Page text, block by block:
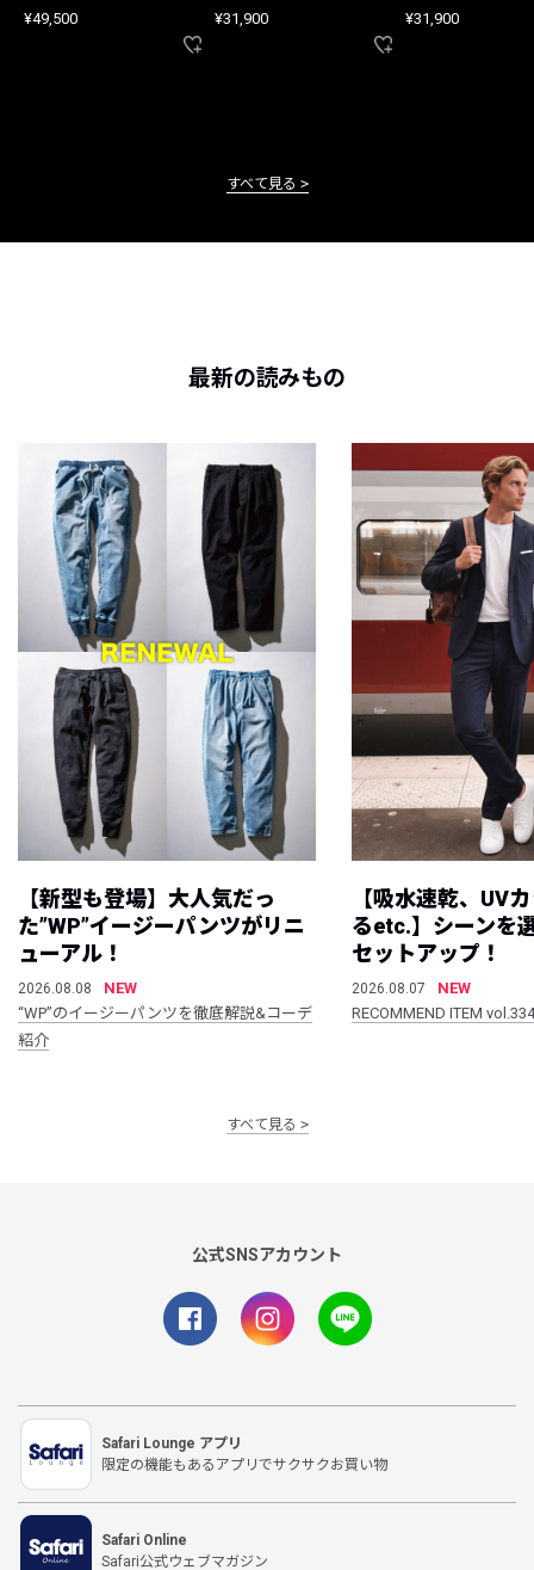
¥49,500 ¥31,900 ¥31,900
すべて見る
最新の読みもの
【新型も登場】大人気だっ
た”WP”イージーパンツがリニ
ューアル！
2026.08.08
NEW
“WP”のイージーパンツを徹底解説&コーデ
紹介
【吸水速乾、UV
るetc.】シーンを
セットアップ！
2026.08.07
NEW
RECOMMEND ITEM vol.334
すべて見る
公式SNSアカウント
Safari Lounge アプリ
限定の機能もあるアプリでサクサクお買い物
Safari Online
Safari公式ウェブマガジン